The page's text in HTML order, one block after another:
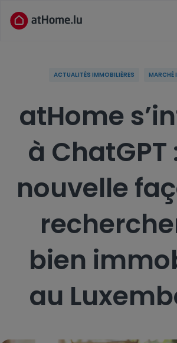
ACTUALITÉS IMMOBILIÈRES MARCHÉ
atHome
à ChatGPT
nouvelle
bien
au